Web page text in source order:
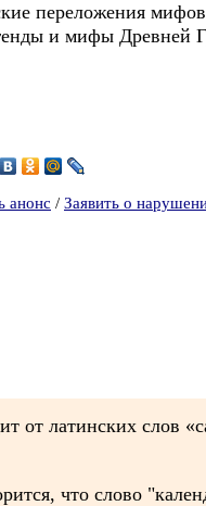
переложения мифов
и мифы Древней
анонс / Заявить о
от латинских слов
что слово